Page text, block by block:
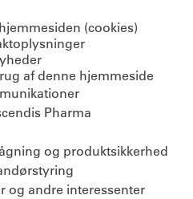
(cookies)
af denne hjemmeside
Pharma
og produktsikkerhed
og andre interessenter